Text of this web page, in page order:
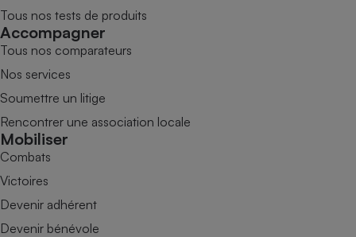
Tous nos tests de produits
Accompagner
Tous nos comparateurs
Nos services
Soumettre un litige
Rencontrer une association locale
Mobiliser
Combats
Victoires
Devenir adhérent
Devenir bénévole